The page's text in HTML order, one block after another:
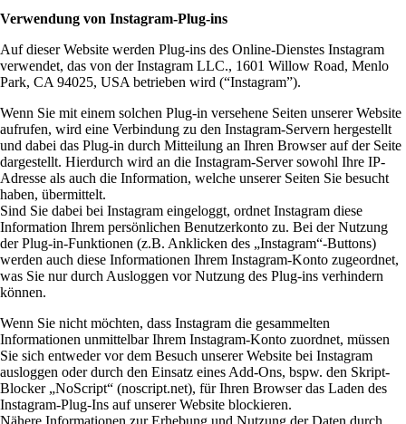
Verwendung von Instagram-Plug-ins
Auf dieser Website werden Plug-ins des Online-Dienstes Instagram
verwendet, das von der Instagram LLC., 1601 Willow Road, Menlo
Park, CA 94025, USA betrieben wird (“Instagram”).
Wenn Sie mit einem solchen Plug-in versehene Seiten unserer Website
aufrufen, wird eine Verbindung zu den Instagram-Servern hergestellt
und dabei das Plug-in durch Mitteilung an Ihren Browser auf der Seite
dargestellt. Hierdurch wird an die Instagram-Server sowohl Ihre IP-
Adresse als auch die Information, welche unserer Seiten Sie besucht
haben, übermittelt.
Sind Sie dabei bei Instagram eingeloggt, ordnet Instagram diese
Information Ihrem persönlichen Benutzerkonto zu. Bei der Nutzung
der Plug-in-Funktionen (z.B. Anklicken des „Instagram“-Buttons)
werden auch diese Informationen Ihrem Instagram-Konto zugeordnet,
was Sie nur durch Ausloggen vor Nutzung des Plug-ins verhindern
können.
Wenn Sie nicht möchten, dass Instagram die gesammelten
Informationen unmittelbar Ihrem Instagram-Konto zuordnet, müssen
Sie sich entweder vor dem Besuch unserer Website bei Instagram
ausloggen oder durch den Einsatz eines Add-Ons, bspw. den Skript-
Blocker „NoScript“ (noscript.net), für Ihren Browser das Laden des
Instagram-Plug-Ins auf unserer Website blockieren.
Nähere Informationen zur Erhebung und Nutzung der Daten durch